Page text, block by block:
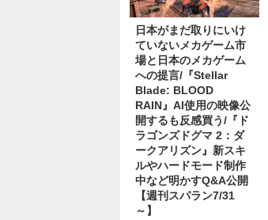
日本がまだ取りにいけ
ていないメカゲーム市
場と日本のメカゲーム
への提言/『Stellar
Blade: BLOOD
RAIN』AI使用の映像公
開するも反感買う/『ド
ラゴンズドグマ 2：ダ
ークアリズン』新スキ
ルやハードモード制作
中など明かすQ&A公開
【週刊スパラン7/31
～】